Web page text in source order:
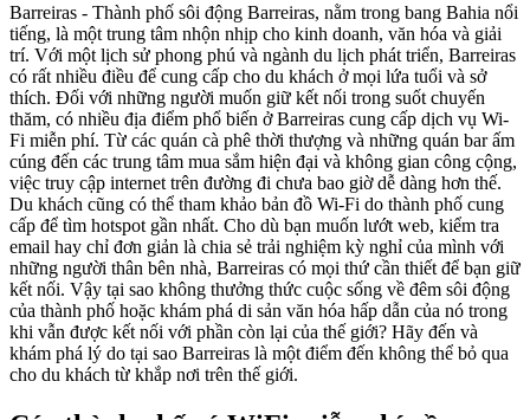
Barreiras - Thành phố sôi động Barreiras, nằm trong bang Bahia nổi
tiếng, là một trung tâm nhộn nhịp cho kinh doanh, văn hóa và giải
trí. Với một lịch sử phong phú và ngành du lịch phát triển, Barreiras
có rất nhiều điều để cung cấp cho du khách ở mọi lứa tuổi và sở
thích. Đối với những người muốn giữ kết nối trong suốt chuyến
thăm, có nhiều địa điểm phổ biến ở Barreiras cung cấp dịch vụ Wi-
Fi miễn phí. Từ các quán cà phê thời thượng và những quán bar ấm
cúng đến các trung tâm mua sắm hiện đại và không gian công cộng,
việc truy cập internet trên đường đi chưa bao giờ dễ dàng hơn thế.
Du khách cũng có thể tham khảo bản đồ Wi-Fi do thành phố cung
cấp để tìm hotspot gần nhất. Cho dù bạn muốn lướt web, kiểm tra
email hay chỉ đơn giản là chia sẻ trải nghiệm kỳ nghỉ của mình với
những người thân bên nhà, Barreiras có mọi thứ cần thiết để bạn giữ
kết nối. Vậy tại sao không thưởng thức cuộc sống về đêm sôi động
của thành phố hoặc khám phá di sản văn hóa hấp dẫn của nó trong
khi vẫn được kết nối với phần còn lại của thế giới? Hãy đến và
khám phá lý do tại sao Barreiras là một điểm đến không thể bỏ qua
cho du khách từ khắp nơi trên thế giới.